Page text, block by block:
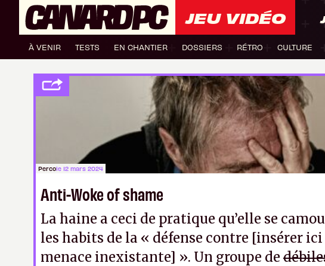
JEU VIDÉO
À VENIR TESTS EN CHANTIER DOSSIERS RÉTRO CULTURE
Percole 12 mars 2024
Anti-Woke of shame
La haine a ceci de pratique qu’elle se
les habits de la « défense contre [insérer ici
menace inexistante] ». Un groupe de